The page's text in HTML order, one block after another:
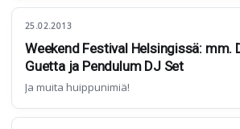
25.02.2013
Weekend Festival Helsingissä: mm.
Guetta ja Pendulum DJ Set
Ja muita huippunimiä!